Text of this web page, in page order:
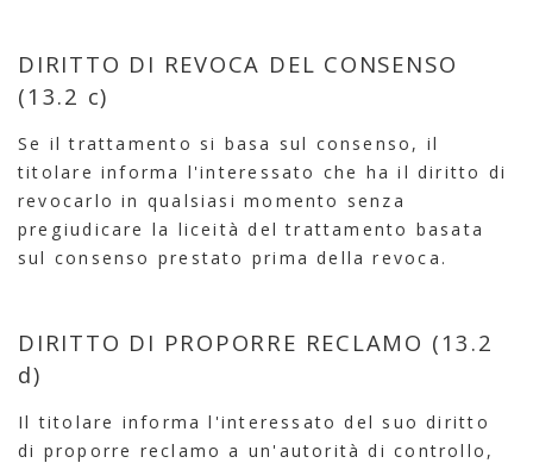
DIRITTO DI REVOCA DEL CONSENSO
(13.2 c)
Se il trattamento si basa sul consenso, il
titolare informa l'interessato che ha il diritto di
revocarlo in qualsiasi momento senza
pregiudicare la liceità del trattamento basata
sul consenso prestato prima della revoca.
DIRITTO DI PROPORRE RECLAMO (13.2
d)
Il titolare informa l'interessato del suo diritto
di proporre reclamo a un'autorità di controllo,